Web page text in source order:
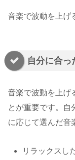
音楽で波動を上げ
自分に合っ
音楽で波動を上げ
とが重要です。自
に応じて選んだ音
リラックスし